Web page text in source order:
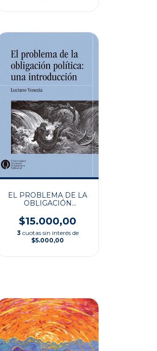
EL PROBLEMA DE LA
OBLIGACIÓN
INTRODUCCIÓN
$15.000,00
3 cuotas sin interés de
$5.000,00